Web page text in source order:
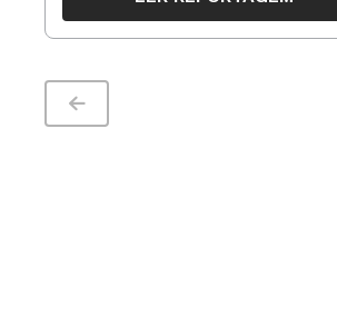
EU, PROFESSORA
Mulheres são maioria na
período